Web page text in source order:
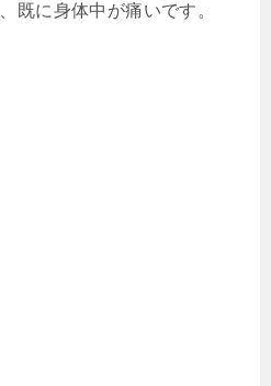
既に身体中が痛いです。